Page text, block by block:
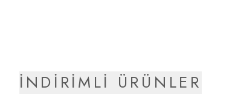
İNDİRİMLİ ÜRÜNLER